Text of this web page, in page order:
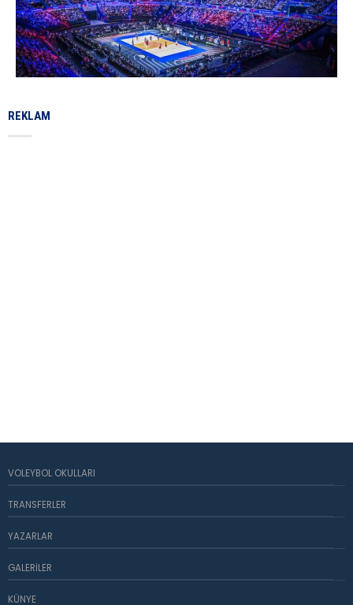
REKLAM
VOLEYBOL OKULLARI
TRANSFERLER
YAZARLAR
GALERILER
KÜNYE